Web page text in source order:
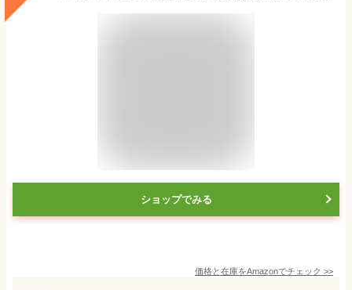
ショップでみる
価格と在庫をAmazonでチェック >>